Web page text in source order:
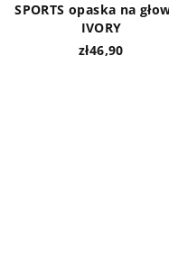
SPORTS opaska na
IVORY
zł46,90